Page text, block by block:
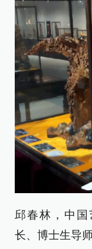
邱春林，中
长、博士生导师